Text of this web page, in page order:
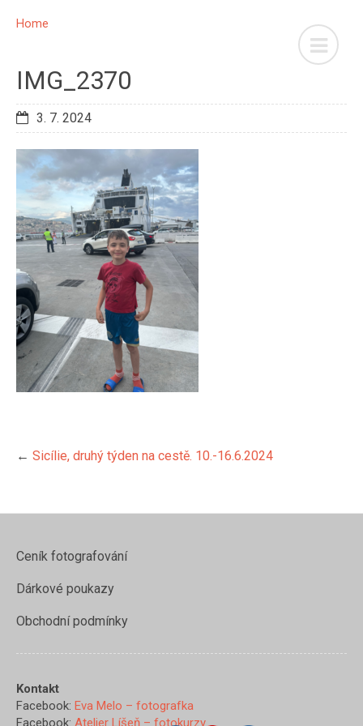
Home
IMG_2370
3. 7. 2024
← Sicílie, druhý týden na cestě. 10.-16.6.2024
Ceník fotografování
Dárkové poukazy
Obchodní podmínky
Kontakt
Facebook: Eva Melo – fotografka
Facebook: Atelier Líšeň – fotokurzy
ceste/img_2370">